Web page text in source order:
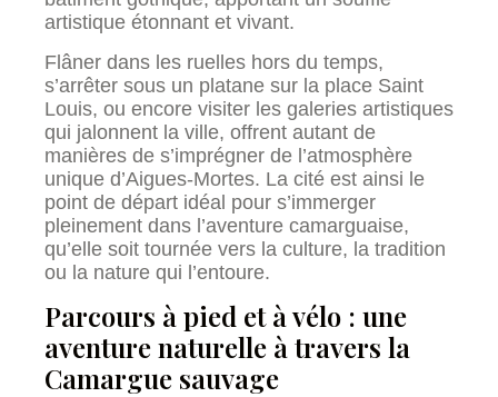
artistique étonnant et vivant.
Flâner dans les ruelles hors du temps,
s’arrêter sous un platane sur la place Saint
Louis, ou encore visiter les galeries artistiques
qui jalonnent la ville, offrent autant de
manières de s’imprégner de l’atmosphère
unique d’Aigues-Mortes. La cité est ainsi le
point de départ idéal pour s’immerger
pleinement dans l’aventure camarguaise,
qu’elle soit tournée vers la culture, la tradition
ou la nature qui l’entoure.
Parcours à pied et à vélo : une
aventure naturelle à travers la
Camargue sauvage